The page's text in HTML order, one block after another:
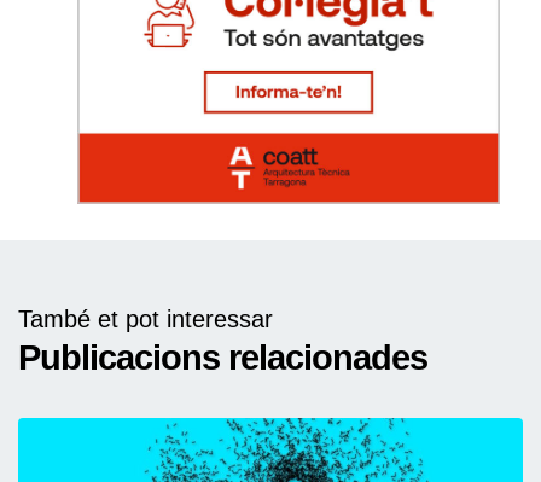
També et pot interessar
Publicacions relacionades